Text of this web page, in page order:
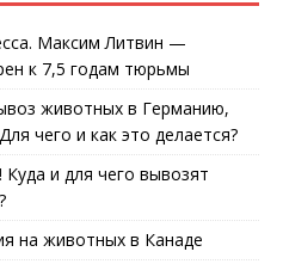
Максим Литвин —
к 7,5 годам тюрьмы
животных в Германию,
чего и как это делается?
и для чего вывозят
на животных в Канаде